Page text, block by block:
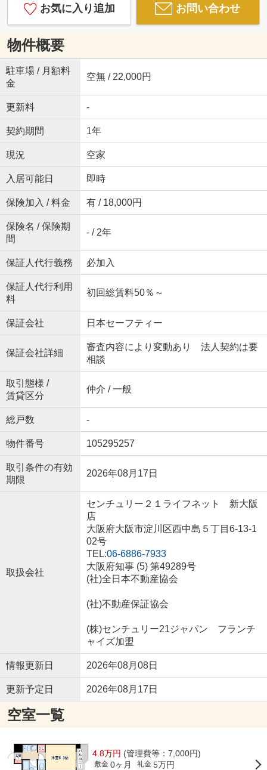
お気に入り追加 お問い合わせ
物件概要
駐車場 / 月額料
金
空無 / 22,000円
更新料 -
契約期間 1年
現況 空家
入居可能日 即時
保険加入 / 料金 有 / 18,000円
保険名 / 保険期
間
- / 2年
保証人代行義務 必加入
保証人代行利用
料
初回総賃料50％～
保証会社 日本セーフティー
保証会社詳細
審査内容により変動あり 法人契約は要
相談
取引態様 /
賃貸区分
仲介 / 一般
総戸数 -
物件番号 105295257
取引条件の有効
期限
2026年08月17日
取扱会社
センチュリー２１ライフネット 新大阪
店
大阪府大阪市淀川区西中島５丁目6-13-1
02号
TEL:06-6886-7933
大阪府知事 (5) 第49289号
(社)全日本不動産協会
(社)不動産保証協会
(株)センチュリー21ジャパン フランチ
ャイズ加盟
情報更新日 2026年08月08日
更新予定日 2026年08月17日
空室一覧
4.8万円 (管理費等：7,000円)
敷金 0ヶ月 礼金 5万円